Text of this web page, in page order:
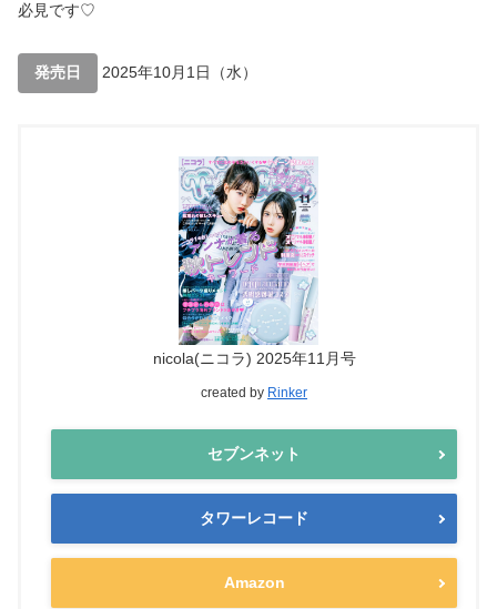
必見です♡
発売日 2025年10月1日（水）
nicola(ニコラ) 2025年11月号
created by Rinker
セブンネット
タワーレコード
Amazon